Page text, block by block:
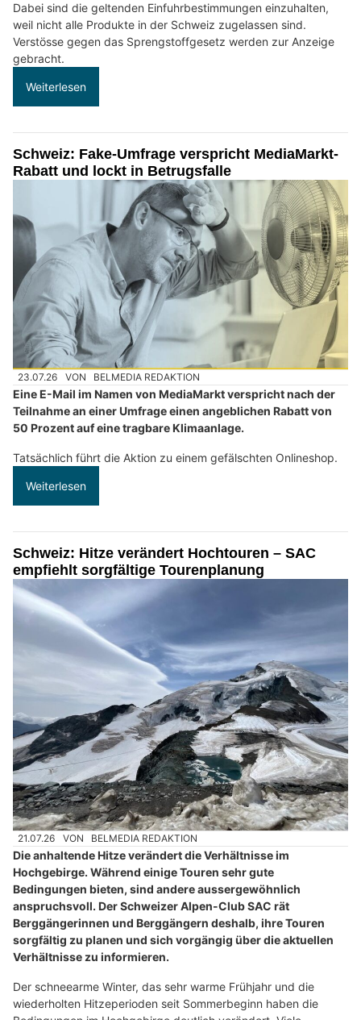
Dabei sind die geltenden Einfuhrbestimmungen einzuhalten,
weil nicht alle Produkte in der Schweiz zugelassen sind.
Verstösse gegen das Sprengstoffgesetz werden zur Anzeige
gebracht.
Weiterlesen
Schweiz: Fake-Umfrage verspricht MediaMarkt-
Rabatt und lockt in Betrugsfalle
23.07.26 VON BELMEDIA REDAKTION
Eine E-Mail im Namen von MediaMarkt verspricht nach der
Teilnahme an einer Umfrage einen angeblichen Rabatt von
50 Prozent auf eine tragbare Klimaanlage.
Tatsächlich führt die Aktion zu einem gefälschten Onlineshop.
Weiterlesen
Schweiz: Hitze verändert Hochtouren – SAC
empfiehlt sorgfältige Tourenplanung
21.07.26 VON BELMEDIA REDAKTION
Die anhaltende Hitze verändert die Verhältnisse im
Hochgebirge. Während einige Touren sehr gute
Bedingungen bieten, sind andere aussergewöhnlich
anspruchsvoll. Der Schweizer Alpen-Club SAC rät
Berggängerinnen und Berggängern deshalb, ihre Touren
sorgfältig zu planen und sich vorgängig über die aktuellen
Verhältnisse zu informieren.
Der schneearme Winter, das sehr warme Frühjahr und die
wiederholten Hitzeperioden seit Sommerbeginn haben die